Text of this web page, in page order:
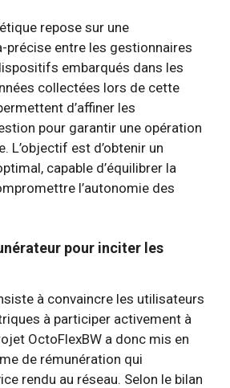
repose sur une
précise entre les gestionnaires
embarqués dans les
collectées lors de cette
d’affiner les
pour garantir une opération
L’objectif est d’obtenir un
capable d’équilibrer la
l’autonomie des
pour inciter les
à convaincre les utilisateurs
à participer activement à
OctoFlexBW a donc mis en
de rémunération qui
rendu au réseau. Selon le bilan